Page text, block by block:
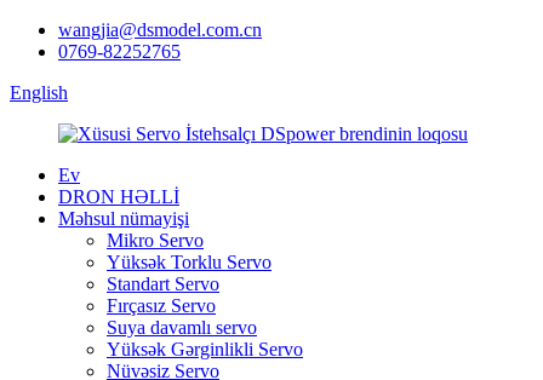
wangjia@dsmodel.com.cn
0769-82252765
English
Ev
DRON HƏLLİ
Məhsul nümayişi
Mikro Servo
Yüksək Torklu Servo
Standart Servo
Fırçasız Servo
Suya davamlı servo
Yüksək Gərginlikli Servo
Nüvəsiz Servo